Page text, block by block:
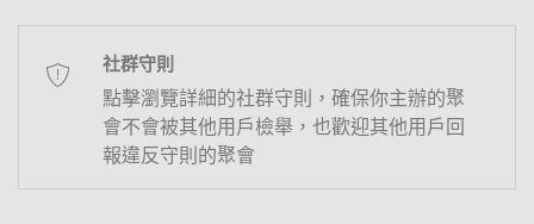
社群守則
點擊瀏覽詳細的社群守則，確保你主辦的聚
會不會被其他用戶檢舉，也歡迎其他用戶回
報違反守則的聚會